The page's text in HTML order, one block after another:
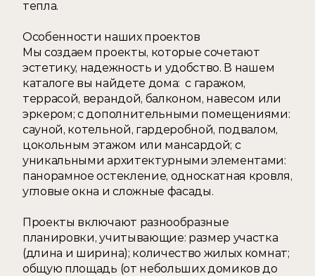
тепла.
Особенности наших проектов
Мы создаем проекты, которые сочетают
эстетику, надежность и удобство. В нашем
каталоге вы найдете дома:  с гаражом,
террасой, верандой, балконом, навесом или
эркером; с дополнительными помещениями:
сауной, котельной, гардеробной, подвалом,
цокольным этажом или мансардой; с
уникальными архитектурными элементами:
панорамное остекление, односкатная кровля,
угловые окна и сложные фасады.
Проекты включают разнообразные
планировки, учитывающие: размер участка
(длина и ширина); количество жилых комнат;
общую площадь (от небольших домиков до